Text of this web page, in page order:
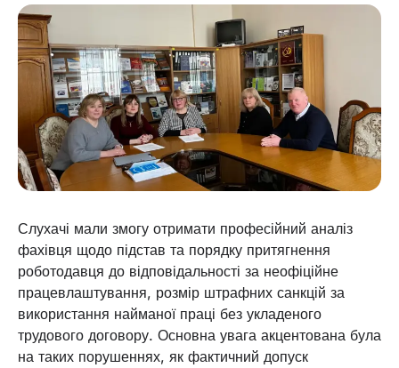
Слухачі мали змогу отримати професійний аналіз
фахівця щодо підстав та порядку притягнення
роботодавця до відповідальності за неофіційне
працевлаштування, розмір штрафних санкцій за
використання найманої праці без укладеного
трудового договору. Основна увага акцентована була
на таких порушеннях, як фактичний допуск